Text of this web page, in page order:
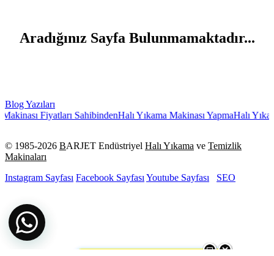
Aradığınız Sayfa Bulunmamaktadır...
Blog Yazıları
Fiyatları SahibindenHalı Yıkama Makinası YapmaHalı
© 1985-2026 BARJET Endüstriyel Halı Yıkama ve Temizlik
Makinaları
Instagram Sayfası Facebook SayfasıYoutube Sayfası SEO